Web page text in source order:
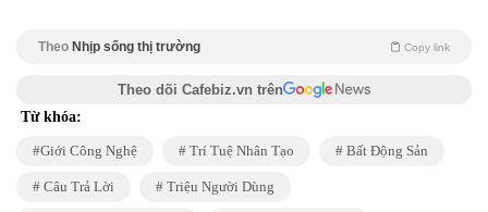
Theo Nhịp sống thị trường Copy link
Theo dõi Cafebiz.vn trên
Từ khóa:
Giới Công Nghệ Trí Tuệ Nhân Tạo Bất Động Sản
Câu Trả Lời Triệu Người Dùng